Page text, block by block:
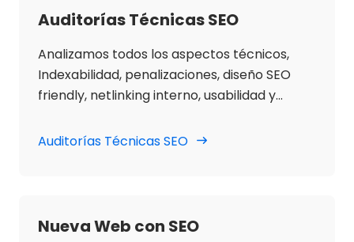
Auditorías Técnicas SEO
Analizamos todos los aspectos técnicos,
Indexabilidad, penalizaciones, diseño SEO
friendly, netlinking interno, usabilidad y
correcta optimización SEO técnica de la
Auditorías Técnicas SEO
Nueva Web con SEO